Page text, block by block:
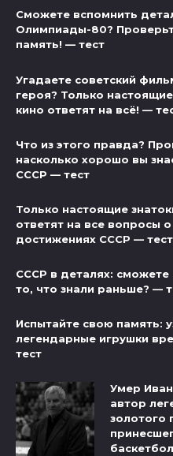
Сможете вспомнить
Олимпиады-80?
память! — тест
Угадаете советский
героя? Только
кино ответят на всё! —
Что из этого правда?
насколько хорошо вы
СССР — тест
Только настоящие
ответят на все вопросы о
достижениях СССР — тест
СССР в деталях: сможете
то, что знали раньше? —
Испытайте свою память:
легендарные игрушки
тест
Умер
автор
золотого